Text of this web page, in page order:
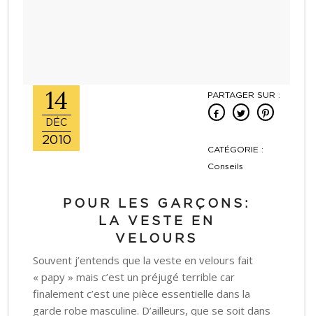
14
DÉC
2010
PARTAGER SUR :
CATÉGORIE :
Conseils
POUR LES GARÇONS:
LA VESTE EN
VELOURS
Souvent j’entends que la veste en velours fait
« papy » mais c’est un préjugé terrible car
finalement c’est une pièce essentielle dans la
garde robe masculine. D’ailleurs, que se soit dans